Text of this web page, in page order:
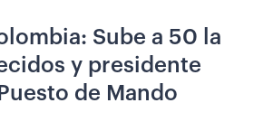
Sube a 50 la
y presidente
de Mando